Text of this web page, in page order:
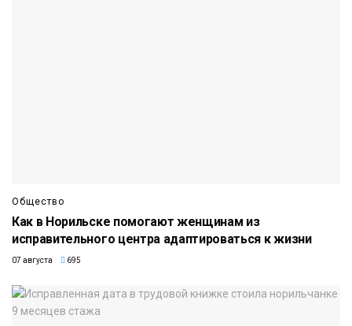
Общество
Как в Норильске помогают женщинам из
исправительного центра адаптироваться к жизни
07 августа 695